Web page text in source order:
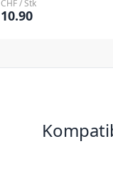
CHF / Stk
10.90